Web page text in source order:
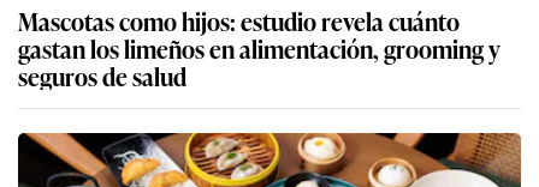
Mascotas como hijos: estudio revela cuánto
gastan los limeños en alimentación, grooming y
seguros de salud